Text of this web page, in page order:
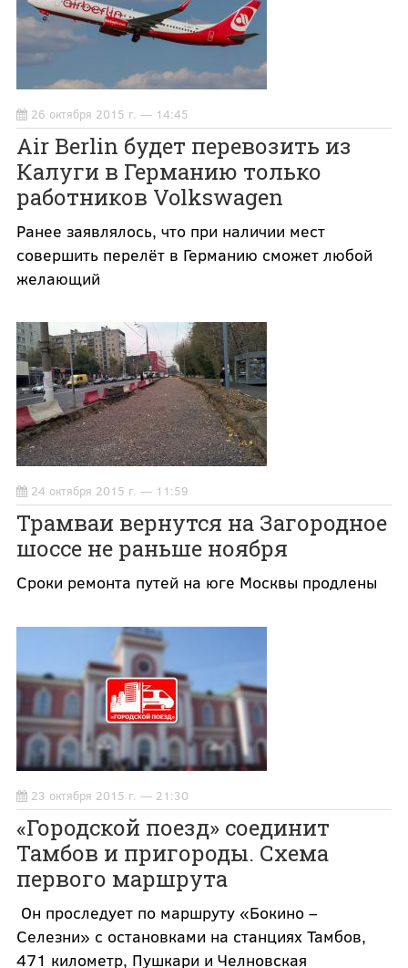
26 октября 2015 г. — 14:45
Air Berlin будет перевозить из
Калуги в Германию только
работников Volkswagen
Ранее заявлялось, что при наличии мест
совершить перелёт в Германию сможет любой
желающий
24 октября 2015 г. — 11:59
Трамваи вернутся на Загородное
шоссе не раньше ноября
Сроки ремонта путей на юге Москвы продлены
23 октября 2015 г. — 21:30
«Городской поезд» соединит
Тамбов и пригороды. Схема
первого маршрута
Он проследует по маршруту «Бокино –
Селезни» с остановками на станциях Тамбов,
471 километр, Пушкари и Челновская